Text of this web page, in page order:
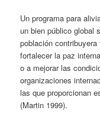
Un programa para
un bien público global
población
fortalecer la paz
o a mejorar las
organizaciones
las que proporcionan
(Martin 1999).